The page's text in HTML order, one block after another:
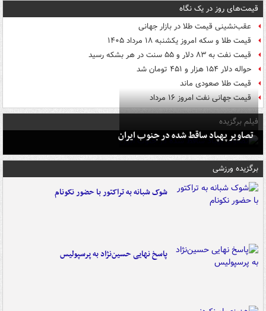
قیمت‌های روز در یک نگاه
عقب‌نشینی قیمت طلا در بازار جهانی
قیمت طلا و سکه امروز یکشنبه ۱۸ مرداد ۱۴۰۵
قیمت نفت به ۸۳ دلار و ۵۵ سنت در هر بشکه رسید
حواله دلار ۱۵۴ هزار و ۴۵۱ تومان شد
قیمت طلا صعودی ماند
قیمت جهانی نفت امروز ۱۶ مرداد
فیلم برگزیده
تصاویر پهپاد ساقط شده در جنوب ایران
برگزیده ورزشی
شوک شبانه به تراکتور با حضور نکونام
پاسخ نهایی حسین‌نژاد به پرسپولیس